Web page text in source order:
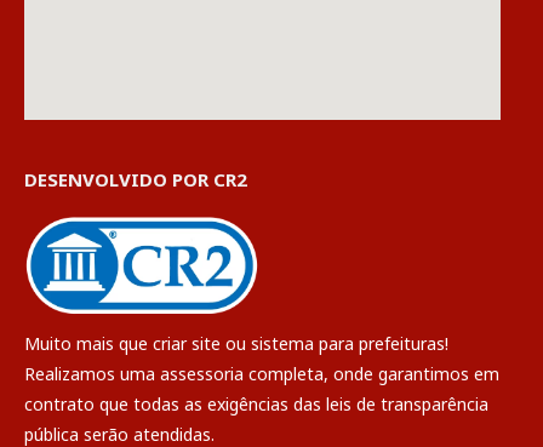
DESENVOLVIDO POR CR2
Muito mais que criar site ou sistema para prefeituras!
Realizamos uma assessoria completa, onde garantimos em
contrato que todas as exigências das leis de transparência
pública serão atendidas.